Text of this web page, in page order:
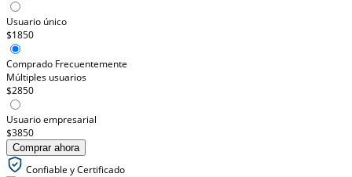
Usuario único
$1850
Comprado Frecuentemente
Múltiples usuarios
$2850
Usuario empresarial
$3850
Comprar ahora
Confiable y Certificado